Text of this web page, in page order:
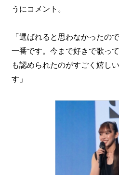
うにコメント。
「選ばれると思わなかったの
一番です。今まで好きで歌っ
も認められたのがすごく嬉し
す」